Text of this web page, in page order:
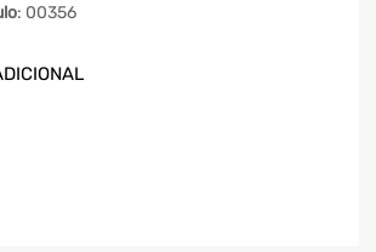
: 00356